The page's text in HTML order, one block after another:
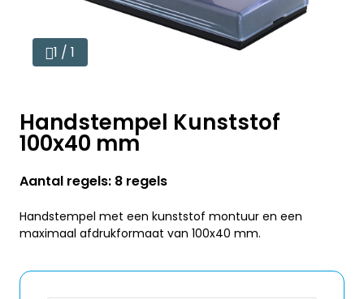
1 / 1
Handstempel Kunststof
100x40 mm
Aantal regels: 8 regels
Handstempel met een kunststof montuur en een
maximaal afdrukformaat van 100x40 mm.